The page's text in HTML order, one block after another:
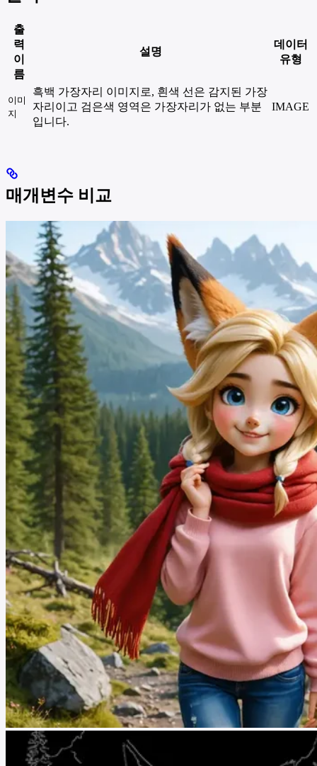
출
력
이
름
설명
데이터
유형
이미
지
흑백 가장자리 이미지로, 흰색 선은 감지된 가장
자리이고 검은색 영역은 가장자리가 없는 부분
입니다.
IMAGE
매개변수 비교